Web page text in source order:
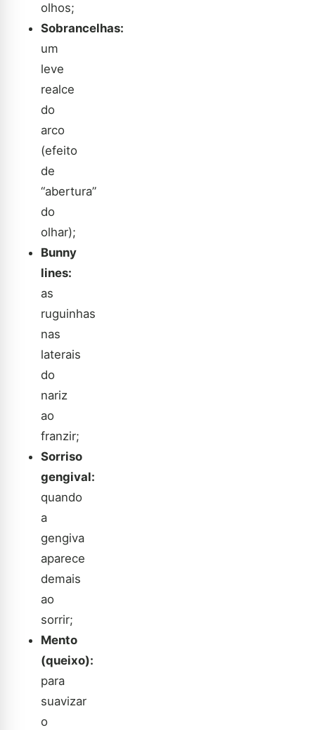
olhos;
Sobrancelhas:
um
leve
realce
do
arco
(efeito
de
“abertura”
do
olhar);
Bunny
lines:
as
ruguinhas
nas
laterais
do
nariz
ao
franzir;
Sorriso
gengival:
quando
a
gengiva
aparece
demais
ao
sorrir;
Mento
(queixo):
para
suavizar
o